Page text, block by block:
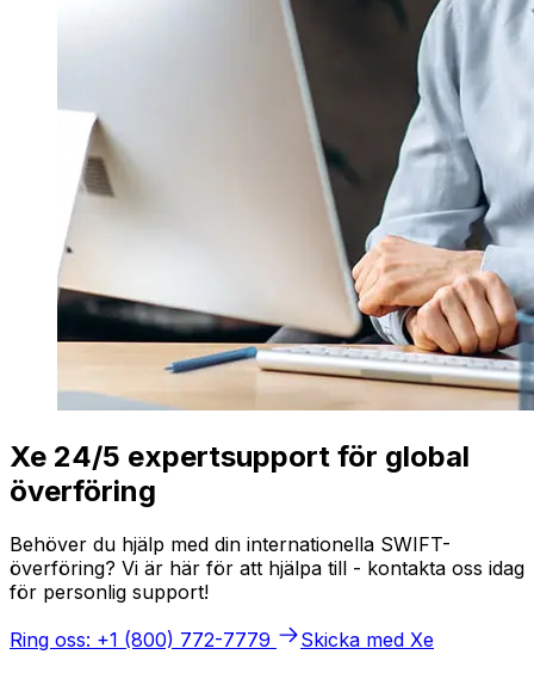
Xe 24/5 expertsupport för global
överföring
Behöver du hjälp med din internationella SWIFT-
överföring? Vi är här för att hjälpa till - kontakta oss idag
för personlig support!
Ring oss: +1 (800) 772-7779
Skicka med Xe